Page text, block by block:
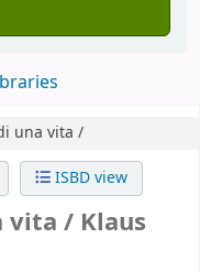
una vita /
ISBD view
vita / Klaus